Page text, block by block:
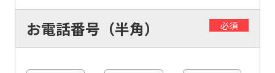
お電話番号（半角） 必須